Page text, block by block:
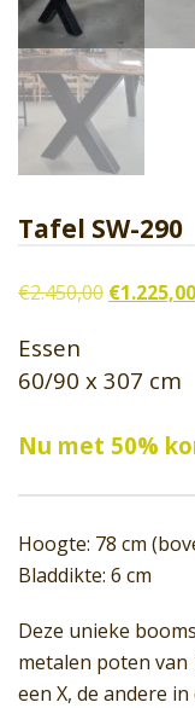
Tafel SW-290
€2.450,00
€2.450,00.
€1.225,00
Essen
60/90 x 307 cm
Nu met 50%
Hoogte: 78 cm
Bladdikte: 6 cm
Deze unieke
metalen poten van
een X, de andere